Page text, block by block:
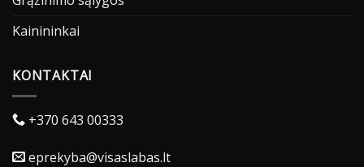
Kainininkai
KONTAKTAI
+370 643 00333
eprekyba@visaslabas.lt